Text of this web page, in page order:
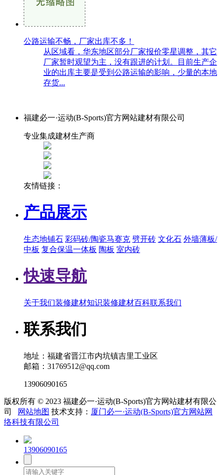
公路运输不畅，厂家出库不多！
从区域看，华东地区部分厂家报价零星调整，其它
厂家暂时观望为主，没有跟进的计划。目前生产企
业的出库主要是受到公路运输的影响，少量的本地
存货...
福建必一·运动(B-Sports)官方网站建材有限公司
专业集成建材生产商
友情链接：
产品展示
生态地铺石 彩码砖/陶瓷马赛克 劈开砖 文化石 外墙薄板/
中板 复合保温一体板 陶板 室内砖
快速导航
关于我们装修建材知识装修建材百科联系我们
联系我们
地址：福建省晋江市内坑镇吉里工业区
邮箱：31769512@qq.com
13906090165
版权所有 © 2023 福建必一·运动(B-Sports)官方网站建材有限公
司
网站地图 技术支持： 厦门必一·运动(B-Sports)官方网站网
络科技有限公司
13906090165